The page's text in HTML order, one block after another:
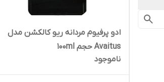
ادو پرفیوم مردانه ریو کالکشن مدل
Avaitus حجم 100ml
ناموجود